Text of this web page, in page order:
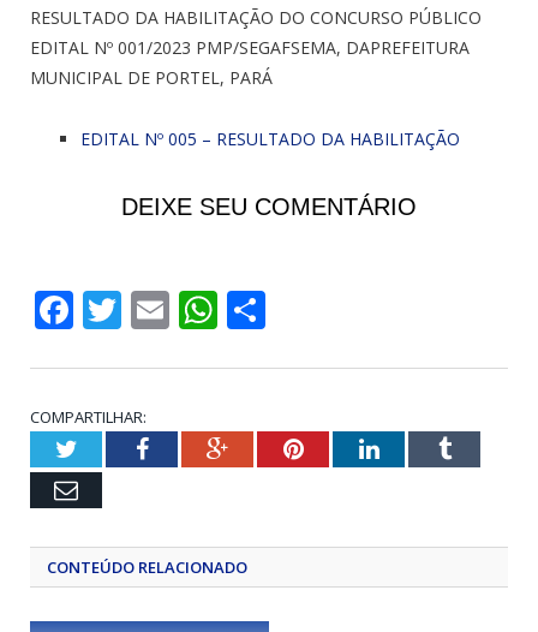
RESULTADO DA HABILITAÇÃO DO CONCURSO PÚBLICO
EDITAL Nº 001/2023 PMP/SEGAFSEMA, DAPREFEITURA
MUNICIPAL DE PORTEL, PARÁ
EDITAL Nº 005 – RESULTADO DA HABILITAÇÃO
DEIXE SEU COMENTÁRIO
Facebook
Twitter
EmailWhatsApp
COMPARTILHAR:
TwitterFacebookGoogle+PinterestLinkedInTumblr
Email
CONTEÚDO RELACIONADO